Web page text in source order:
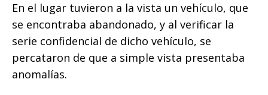
En el lugar tuvieron a la vista un vehículo, que
se encontraba abandonado, y al verificar la
serie confidencial de dicho vehículo, se
percataron de que a simple vista presentaba
anomalías.